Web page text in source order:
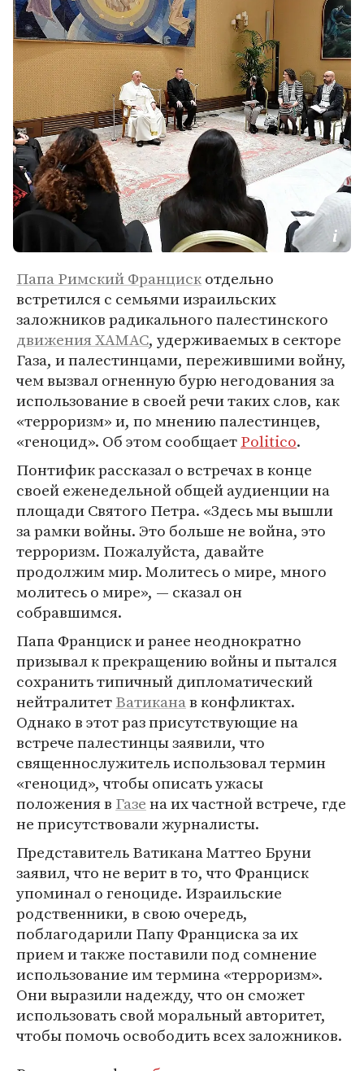
Папа Римский Францискотдельно
встретился с семьями израильских
заложников радикального палестинского
движения ХАМАС, удерживаемых в секторе
Газа, и палестинцами, пережившими войну,
чем вызвал огненную бурю негодования за
использование в своей речи таких слов, как
«терроризм» и, по мнению палестинцев,
«геноцид». Об этом сообщаетPolitico.
Понтифик рассказал о встречах в конце
своей еженедельной общей аудиенции на
площади Святого Петра. «Здесь мы вышли
за рамки войны. Это больше не война, это
терроризм. Пожалуйста, давайте
продолжим мир. Молитесь о мире, много
молитесь о мире», — сказал он
собравшимся.
Папа Франциск и ранее неоднократно
призывал к прекращению войны и пытался
сохранить типичный дипломатический
нейтралитетВатиканав конфликтах.
Однако в этот раз присутствующие на
встрече палестинцы заявили, что
священнослужитель использовал термин
«геноцид», чтобы описать ужасы
положения в Газена их частной встрече, где
не присутствовали журналисты.
Представитель Ватикана Маттео Бруни
заявил, что не верит в то, что Франциск
упоминал о геноциде. Израильские
родственники, в свою очередь,
поблагодарили Папу Франциска за их
прием и также поставили под сомнение
использование им термина «терроризм».
Они выразили надежду, что он сможет
использовать свой моральный авторитет,
чтобы помочь освободить всех заложников.